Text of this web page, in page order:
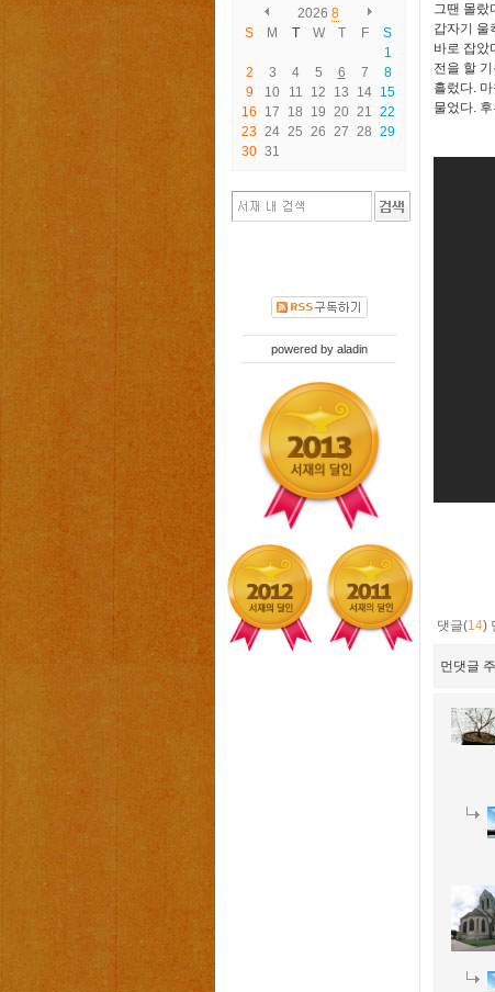
2026 8
S
M T W T F
S
1
2
3 4 5 6 7
8
9
10 11 12 13 14 15
16
17 18 19 20 21
22
23 24 25 26 27 28 29
30 31
powered by aladin
그땐 몰랐
갑자기 울
바로 잡았
전을 할
흘렀다.
물었다.
댓글(14)
먼댓글